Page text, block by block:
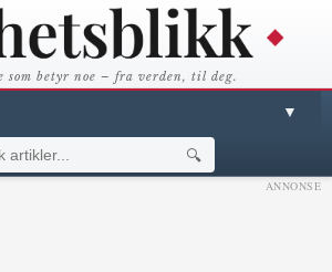
som betyr noe – fra verden, til deg.
▼
🔍
ANNONSE